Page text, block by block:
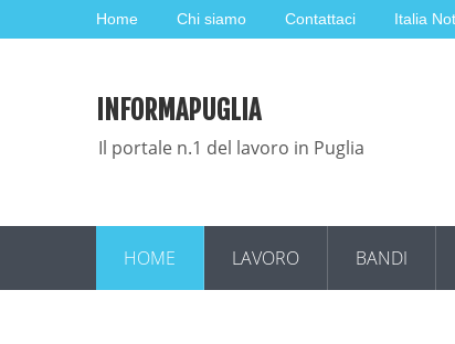
Home Chi siamo Contattaci Italia
INFORMAPUGLIA
Il portale n.1 del lavoro in Puglia
HOME LAVORO BANDI